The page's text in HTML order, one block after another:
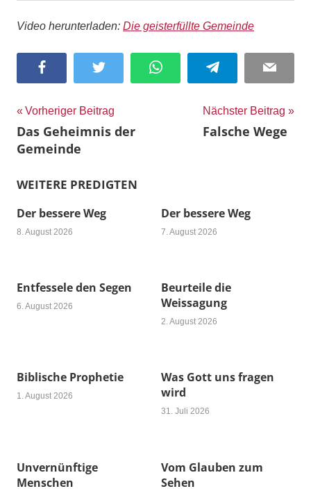
Video herunterladen: Die geisterfüllte Gemeinde
Facebook Twitter WhatsApp Telegram Email
Beitragsnavigation
Vorheriger Beitrag
Das Geheimnis der
Gemeinde
Nächster Beitrag
Falsche Wege
WEITERE PREDIGTEN
Der bessere Weg
8. August 2026
Der bessere Weg
7. August 2026
Entfessele den Segen
6. August 2026
Beurteile die
Weissagung
2. August 2026
Biblische Prophetie
1. August 2026
Was Gott uns fragen
wird
31. Juli 2026
Unvernünftige
Menschen
Vom Glauben zum
Sehen